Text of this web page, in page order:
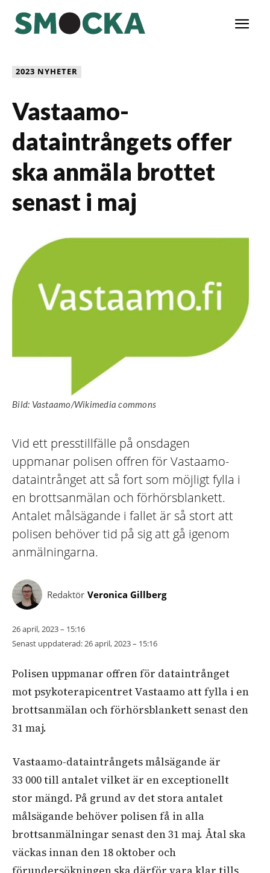
2023 NYHETER
Vastaamo-
dataintrångets offer
ska anmäla brottet
senast i maj
Bild: Vastaamo/Wikimedia commons
Vid ett presstillfälle på onsdagen
uppmanar polisen offren för Vastaamo-
dataintrånget att så fort som möjligt fylla i
en brottsanmälan och förhörsblankett.
Antalet målsägande i fallet är så stort att
polisen behöver tid på sig att gå igenom
anmälningarna.
Redaktör Veronica Gillberg
26 april, 2023 – 15:16
Senast uppdaterad:26 april, 2023 – 15:16
Polisen uppmanar offren för dataintrånget
mot psykoterapicentret Vastaamo att fylla i en
brottsanmälan och förhörsblankett senast den
31 maj.
Vastaamo-dataintrångets målsägande är
33 000 till antalet vilket är en exceptionellt
stor mängd. På grund av det stora antalet
målsägande behöver polisen få in alla
brottsanmälningar senast den 31 maj. Åtal ska
väckas innan den 18 oktober och